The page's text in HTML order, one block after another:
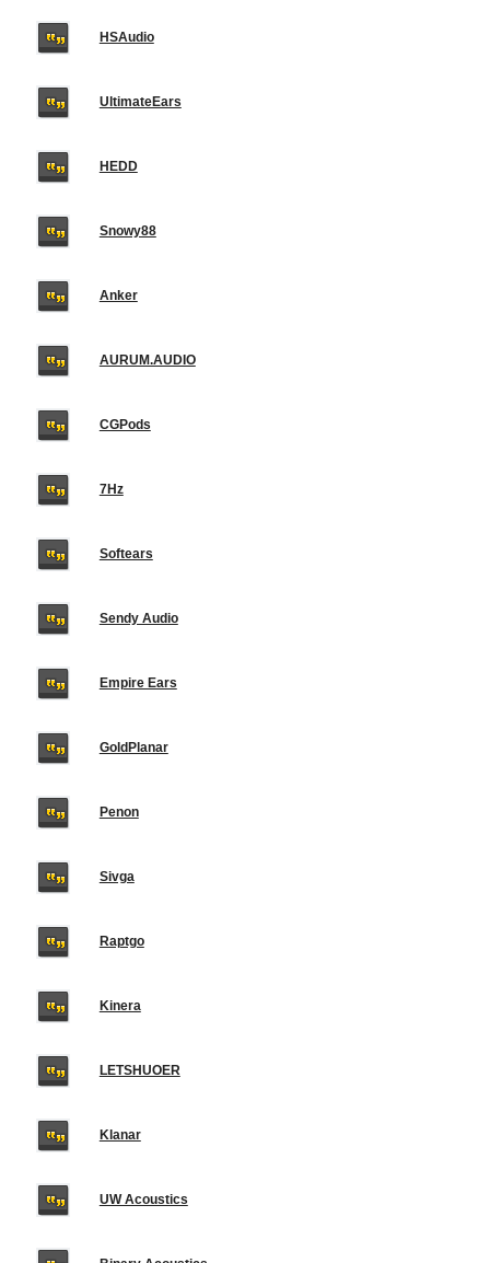
HSAudio
UltimateEars
HEDD
Snowy88
Anker
AURUM.AUDIO
CGPods
7Hz
Softears
Sendy Audio
Empire Ears
GoldPlanar
Penon
Sivga
Raptgo
Kinera
LETSHUOER
Klanar
UW Acoustics